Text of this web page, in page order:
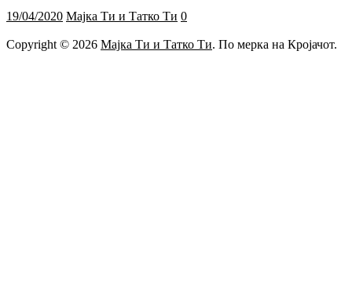
19/04/2020 Мајка Ти и Татко Ти 0
Copyright © 2026 Мајка Ти и Татко Ти. По мерка на Кројачот.